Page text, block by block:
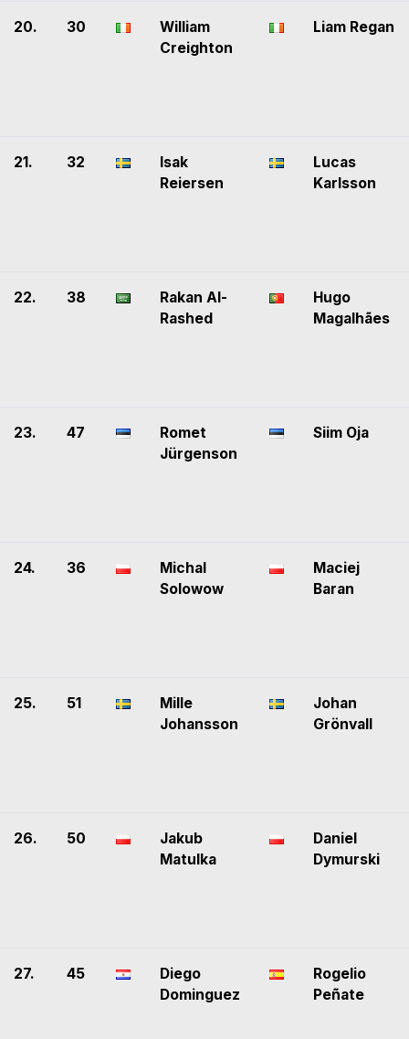
20. 30
William
Creighton
Liam Regan
21. 32
Isak
Reiersen
Lucas
Karlsson
22. 38
Rakan Al-
Rashed
Hugo
Magalhães
23. 47
Romet
Jürgenson
Siim Oja
24. 36
Michal
Solowow
Maciej
Baran
25. 51
Mille
Johansson
Johan
Grönvall
26. 50
Jakub
Matulka
Daniel
Dymurski
27. 45
Diego
Dominguez
Rogelio
Peñate